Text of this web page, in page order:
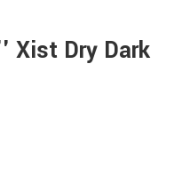
Xist Dry Dark